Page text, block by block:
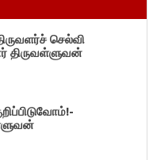
செல்வி
திருவள்ளுவன்